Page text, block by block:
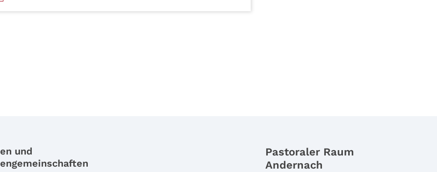
Seite
und
Pastoraler Raum
Andernach